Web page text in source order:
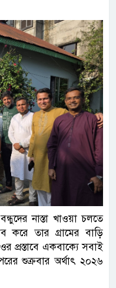
নাস্তা খাওয়া চলতে
করে তার গ্রামের বাড়ি
প্রস্তাবে একবাক্যে সবাই
শুক্রবার অর্থাৎ ২০২৬